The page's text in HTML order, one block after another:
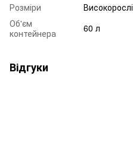
Розміри
Високорослі
Об'єм
контейнера
60 л
Відгуки